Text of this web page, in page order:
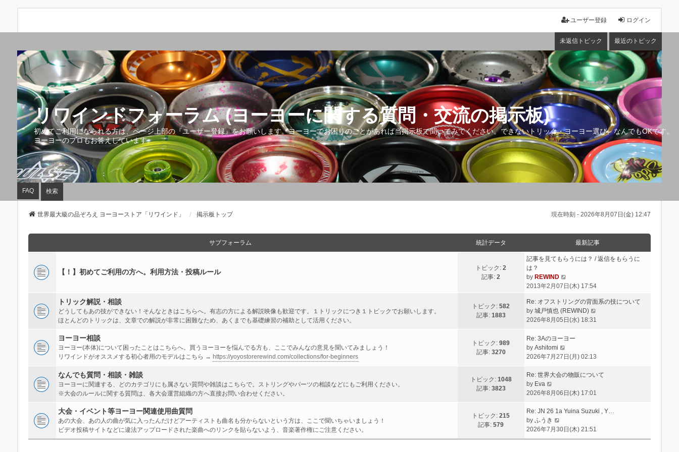
ログイン
ユーザー登録
未返信トピック 最近のトピック
リワインドフォーラム (ヨーヨーに関する質問・交流の掲示板)
初めてご利用になられる方は、ページ上部の『ユーザー登録』をお願いします。ヨーヨーでお困りのことがあれば当掲示板で聞いてみてください。できないトリック・ヨーヨー選び、なんでもOKです。
ヨーヨーのプロもお答えしています。
FAQ 検索
現在時刻 - 2026年8月07日(金) 12:47
世界最大級の品ぞろえ ヨーヨーストア「リワインド」 掲示板トップ
サブフォーラム 統計データ 最新記事
【！】初めてご利用の方へ。利用方法・投稿ルール トピック:2
記事:2
記事を見てもらうには？ / 返信をもらうに
は？
by REWIND
新
事
2013年2月07日(木) 17:54
トリック解説・相談
どうしてもあの技ができない！そんなときはこちらへ。有志の方による解説映像も歓迎です。１トリックにつき１トピックでお願いします。
ほとんどのトリックは、文章での解説が非常に困難なため、あくまでも基礎練習の補助として活用ください。
トピック:582
記事: 1883
Re: オフストリングの背面系の技について
by 城戸慎也 (REWIND)
2026年8月05日(水) 18:31
ヨーヨー相談
ヨーヨー(本体)について困ったことはこちらへ。買うヨーヨーを悩んでる方も、ここでみんなの意見を聞いてみましょう！
リワインドがオススメする初心者用のモデルはこちら → https://yoyostorerewind.com/collections/for-beginners
トピック:989
記事: 3270
Re: 3Aのヨーヨー
by Ashitomi
新
事
2026年7月27日(月) 02:13
なんでも質問・相談・雑談
ヨーヨーに関連する、どのカテゴリにも属さない質問や雑談はこちらで。ストリングやパーツの相談などにもご利用ください。
※大会のルールに関する質問は、各大会運営組織の方へ直接お問い合わせください。
トピック: 1048
記事: 3823
Re: 世界大会の物販について
by Eva
新
事
2026年8月06日(木) 17:01
大会・イベント等ヨーヨー関連使用曲質問
あの大会、あの人の曲が気に入ったんだけどアーティストも曲名も分からないという方は、ここで聞いちゃいましょう！
ビデオ投稿サイトなどに違法アップロードされた楽曲へのリンクを貼らないよう、音楽著作権にご注意ください。
トピック:215
記事:579
Re: JN 26 1a Yuina Suzuki , Y…
by ふうき
新
記
2026年7月30日(木) 21:51